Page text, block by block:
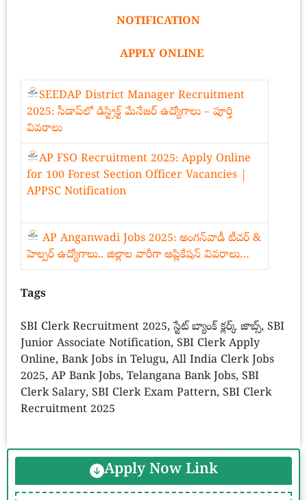
NOTIFICATION
APPLY ONLINE
SEEDAP District Manager Recruitment
2025: సీడాప్‌లో డిస్ట్రిక్ట్ మేనేజర్ ఉద్యోగాలు – పూర్తి
వివరాలు
AP FSO Recruitment 2025: Apply Online
for 100 Forest Section Officer Vacancies |
APPSC Notification
AP Anganwadi Jobs 2025: అంగన్‌వాడీ టీచర్ &
హెల్పర్ ఉద్యోగాలు.. జిల్లాల వారీగా అప్లికేషన్ వివరాలు…
Tags
SBI Clerk Recruitment 2025, స్టేట్ బ్యాంక్ క్లర్క్ జాబ్స్, SBI
Junior Associate Notification, SBI Clerk Apply
Online, Bank Jobs in Telugu, All India Clerk Jobs
2025, AP Bank Jobs, Telangana Bank Jobs, SBI
Clerk Salary, SBI Clerk Exam Pattern, SBI Clerk
Recruitment 2025
Apply Now Link